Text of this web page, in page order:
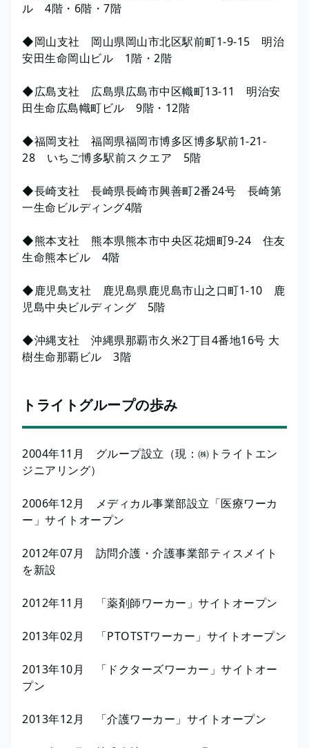
ル 4階・6階・7階
◆岡山支社 岡山県岡山市北区駅前町1-9-15 明治
安田生命岡山ビル 1階・2階
◆広島支社 広島県広島市中区幟町13-11 明治安
田生命広島幟町ビル 9階・12階
◆福岡支社 福岡県福岡市博多区博多駅前1-21-
28 いちご博多駅前スクエア 5階
◆長崎支社 長崎県長崎市興善町2番24号 長崎第
一生命ビルディング4階
◆熊本支社 熊本県熊本市中央区花畑町9-24 住友
生命熊本ビル 4階
◆鹿児島支社 鹿児島県鹿児島市山之口町1-10 鹿
児島中央ビルディング 5階
◆沖縄支社 沖縄県那覇市久米2丁目4番地16号 大
樹生命那覇ビル 3階
トライトグループの歩み
2004年11月 グループ設立（現：㈱トライトエン
ジニアリング）
2006年12月 メディカル事業部設立「医療ワーカ
ー」サイトオープン
2012年07月 訪問介護・介護事業部ティスメイト
を新設
2012年11月 「薬剤師ワーカー」サイトオープン
2013年02月 「PTOTSTワーカー」サイトオープン
2013年10月 「ドクターズワーカー」サイトオー
プン
2013年12月 「介護ワーカー」サイトオープン